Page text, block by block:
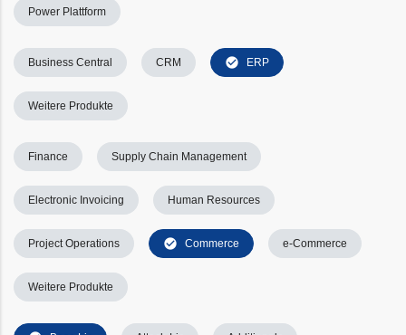
Business Central CRM check_circle ERP
Finance Supply Chain Management
Electronic Invoicing Human Resources
Project Operations check_circle Commerce e-Commerce
Weitere Produkte
Weitere Produkte
Power Plattform